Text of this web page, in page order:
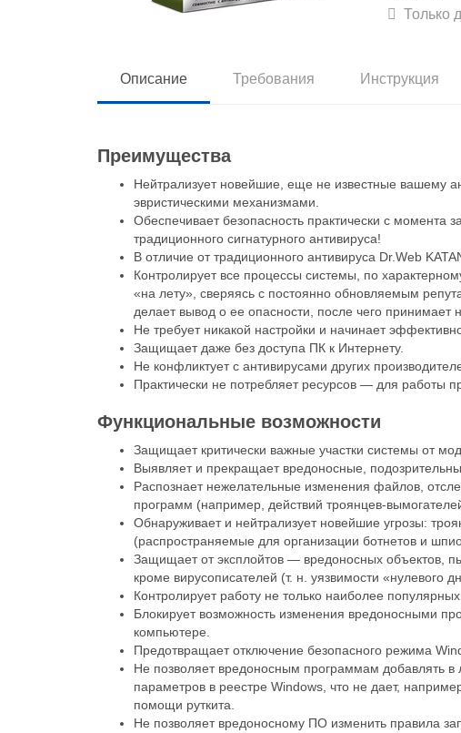
Только
Описание Требования Инструкция
Преимущества
Нейтрализует новейшие, еще не известные вашему
эвристическими механизмами.
Обеспечивает безопасность практически с
традиционного сигнатурного антивируса!
В отличие от традиционного антивируса Dr.Web
Контролирует все процессы системы, по
«на лету», сверяясь с постоянно обновляемым
делает вывод о ее опасности, после чего
Не требует никакой настройки и начинает
Защищает даже без доступа ПК к Интернету.
Не конфликтует с антивирусами других
Практически не потребляет ресурсов — для работы
Функциональные возможности
Защищает критически важные участки системы от
Выявляет и прекращает вредоносные,
Распознает нежелательные изменения файлов,
программ (например, действий троянцев-
Обнаруживает и нейтрализуeт новейшие угрозы:
(распространяемые для организации ботнетов и
Защищает от эксплойтов — вредоносных объектов,
кроме вирусописателей (т. н. уязвимости «нулевого
Контролирует работу не только наиболее
Блокирует возможность изменения вредоносными
компьютере.
Предотвращает отключение безопасного режима
Не позволяет вредоносным программам добавлять
параметров в реестре Windows, что не дает,
помощи руткита.
Не позволяет вредоносному ПО изменить правила